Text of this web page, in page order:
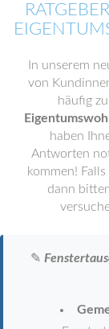
In unserem
von
häufig
haben
Antworten
kommen!
dann
✎